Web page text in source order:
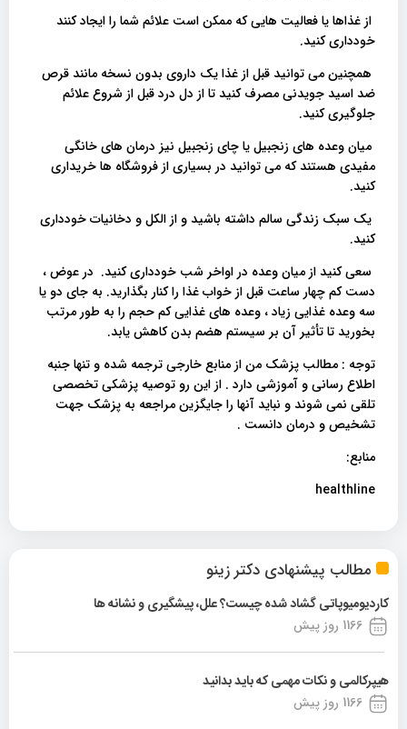
مطالب پیشنهادی دکتر زینو
کاردیومیوپاتی گشاد شده چیست؟ علل، پیشگیری و نشانه ها
1166 روز پیش
هیپرکالمی و نکات مهمی که باید بدانید
1166 روز پیش
از غذاها یا فعالیت هایی که ممکن است علائم شما را ایجاد کنند
خودداری کنید.
همچنین می توانید قبل از غذا یک داروی بدون نسخه مانند قرص
ضد اسید جویدنی مصرف کنید تا از دل درد قبل از شروع علائم
جلوگیری کنید.
میان وعده های زنجبیل یا چای زنجبیل نیز درمان های خانگی
مفیدی هستند که می توانید در بسیاری از فروشگاه ها خریداری
کنید.
یک سبک زندگی سالم داشته باشید و از الکل و دخانیات خودداری
کنید.
سعی کنید از میان وعده در اواخر شب خودداری کنید. در عوض ،
دست کم چهار ساعت قبل از خواب غذا را کنار بگذارید. به جای دو یا
سه وعده غذایی زیاد ، وعده های غذایی کم حجم را به طور مرتب
بخورید تا تأثیر آن بر سیستم هضم بدن کاهش یابد.
توجه : مطالب پزشک من از منابع خارجی ترجمه شده و تنها جنبه
اطلاع رسانی و آموزشی دارد . از این رو توصیه پزشکی تخصصی
تلقی نمی شوند و نباید آنها را جایگزین مراجعه به پزشک جهت
تشخیص و درمان دانست .
منابع:
healthline